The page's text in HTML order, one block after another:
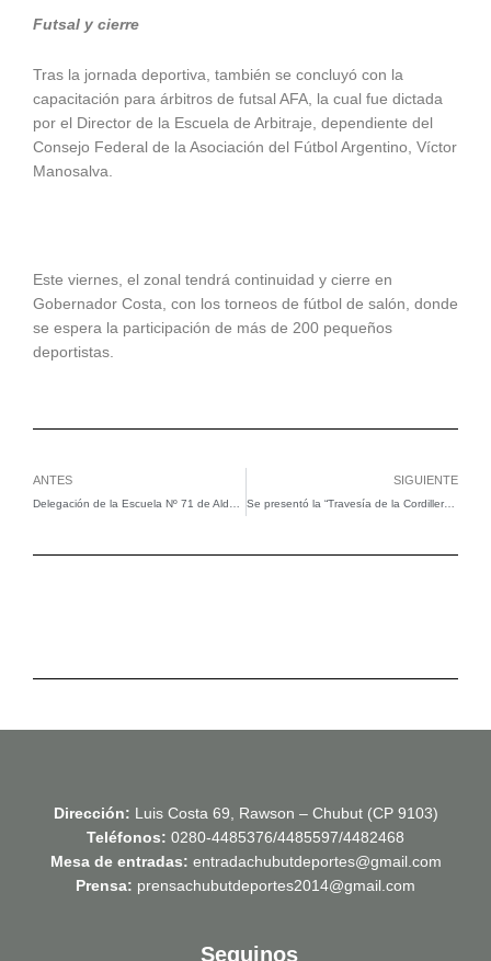
Futsal y cierre
Tras la jornada deportiva, también se concluyó con la
capacitación para árbitros de futsal AFA, la cual fue dictada
por el Director de la Escuela de Arbitraje, dependiente del
Consejo Federal de la Asociación del Fútbol Argentino, Víctor
Manosalva.
Este viernes, el zonal tendrá continuidad y cierre en
Gobernador Costa, con los torneos de fútbol de salón, donde
se espera la participación de más de 200 pequeños
deportistas.
Ant
ANTES
Delegación de la Escuela Nº 71 de Aldea Beleiro visitó Chubut Deportes
SIGUIENTE
Se presentó la “Travesía de la Cordillera a la Costa-Homenaje a Roque Carrasco”
Dirección: Luis Costa 69, Rawson – Chubut (CP 9103)
Teléfonos: 0280-4485376/4485597/4482468
Mesa de entradas: entradachubutdeportes@gmail.com
Prensa: prensachubutdeportes2014@gmail.com
Seguinos